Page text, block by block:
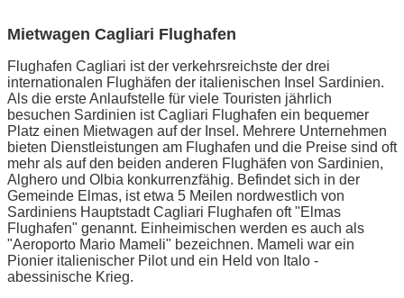
Mietwagen Cagliari Flughafen
Flughafen Cagliari ist der verkehrsreichste der drei
internationalen Flughäfen der italienischen Insel Sardinien.
Als die erste Anlaufstelle für viele Touristen jährlich
besuchen Sardinien ist Cagliari Flughafen ein bequemer
Platz einen Mietwagen auf der Insel. Mehrere Unternehmen
bieten Dienstleistungen am Flughafen und die Preise sind oft
mehr als auf den beiden anderen Flughäfen von Sardinien,
Alghero und Olbia konkurrenzfähig. Befindet sich in der
Gemeinde Elmas, ist etwa 5 Meilen nordwestlich von
Sardiniens Hauptstadt Cagliari Flughafen oft "Elmas
Flughafen" genannt. Einheimischen werden es auch als
"Aeroporto Mario Mameli" bezeichnen. Mameli war ein
Pionier italienischer Pilot und ein Held von Italo -
abessinische Krieg.